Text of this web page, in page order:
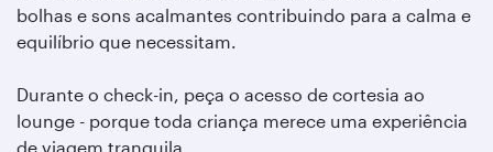
bolhas e sons acalmantes contribuindo para a calma e
equilíbrio que necessitam.
Durante o check-in, peça o acesso de cortesia ao
lounge - porque toda criança merece uma experiência
de viagem tranquila.